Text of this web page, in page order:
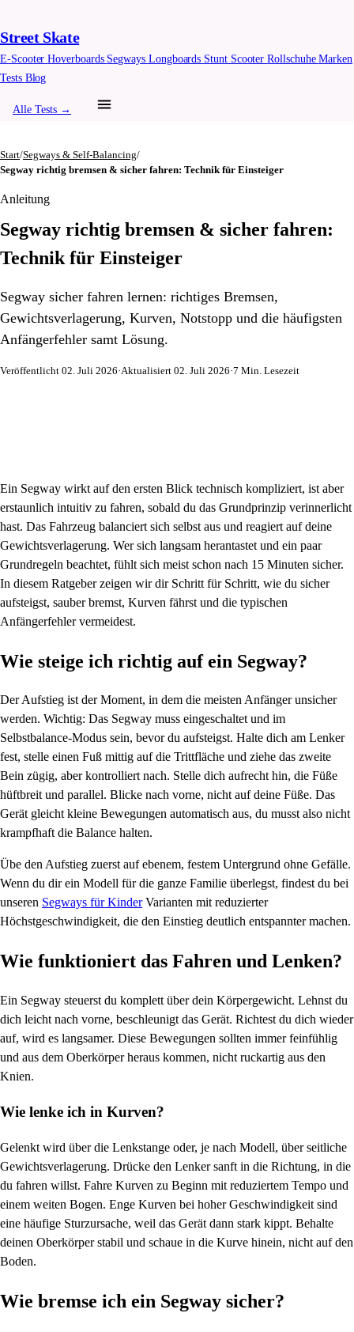
Street Skate
E-ScooterHoverboards Segways Longboards Stunt ScooterRollschuheMarken
Tests Blog
Alle Tests →
Start/Segways & Self-Balancing/
Segway richtig bremsen & sicher fahren: Technik für Einsteiger
Anleitung
Segway richtig bremsen & sicher fahren:
Technik für Einsteiger
Segway sicher fahren lernen: richtiges Bremsen,
Gewichtsverlagerung, Kurven, Notstopp und die häufigsten
Anfängerfehler samt Lösung.
Veröffentlicht 02. Juli 2026·Aktualisiert 02. Juli 2026·7 Min. Lesezeit
Ein Segway wirkt auf den ersten Blick technisch kompliziert, ist aber
erstaunlich intuitiv zu fahren, sobald du das Grundprinzip verinnerlicht
hast. Das Fahrzeug balanciert sich selbst aus und reagiert auf deine
Gewichtsverlagerung. Wer sich langsam herantastet und ein paar
Grundregeln beachtet, fühlt sich meist schon nach 15 Minuten sicher.
In diesem Ratgeber zeigen wir dir Schritt für Schritt, wie du sicher
aufsteigst, sauber bremst, Kurven fährst und die typischen
Anfängerfehler vermeidest.
Wie steige ich richtig auf ein Segway?
Der Aufstieg ist der Moment, in dem die meisten Anfänger unsicher
werden. Wichtig: Das Segway muss eingeschaltet und im
Selbstbalance-Modus sein, bevor du aufsteigst. Halte dich am Lenker
fest, stelle einen Fuß mittig auf die Trittfläche und ziehe das zweite
Bein zügig, aber kontrolliert nach. Stelle dich aufrecht hin, die Füße
hüftbreit und parallel. Blicke nach vorne, nicht auf deine Füße. Das
Gerät gleicht kleine Bewegungen automatisch aus, du musst also nicht
krampfhaft die Balance halten.
Übe den Aufstieg zuerst auf ebenem, festem Untergrund ohne Gefälle.
Wenn du dir ein Modell für die ganze Familie überlegst, findest du bei
unseren Segways für KinderVarianten mit reduzierter
Höchstgeschwindigkeit, die den Einstieg deutlich entspannter machen.
Wie funktioniert das Fahren und Lenken?
Ein Segway steuerst du komplett über dein Körpergewicht. Lehnst du
dich leicht nach vorne, beschleunigt das Gerät. Richtest du dich wieder
auf, wird es langsamer. Diese Bewegungen sollten immer feinfühlig
und aus dem Oberkörper heraus kommen, nicht ruckartig aus den
Knien.
Wie lenke ich in Kurven?
Gelenkt wird über die Lenkstange oder, je nach Modell, über seitliche
Gewichtsverlagerung. Drücke den Lenker sanft in die Richtung, in die
du fahren willst. Fahre Kurven zu Beginn mit reduziertem Tempo und
einem weiten Bogen. Enge Kurven bei hoher Geschwindigkeit sind
eine häufige Sturzursache, weil das Gerät dann stark kippt. Behalte
deinen Oberkörper stabil und schaue in die Kurve hinein, nicht auf den
Boden.
Wie bremse ich ein Segway sicher?